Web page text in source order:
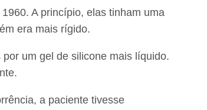
A princípio, elas tinham uma
era mais rígido.
um gel de silicone mais líquido.
a paciente tivesse